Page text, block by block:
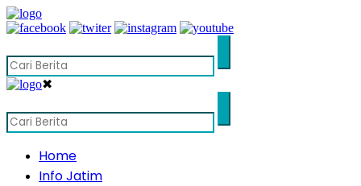
✖
Home
Info Jatim